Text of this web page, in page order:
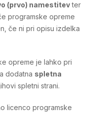
(prvo) namestitevter
programske opreme
če ni pri opisu izdelka
opreme je lahko pri
dodatna spletna
spletni strani.
licenco programske